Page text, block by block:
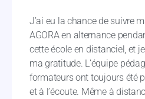
J’ai eu la chance de suivre
AGORA en alternance
cette école en distanciel, et
ma gratitude. L’équipe
formateurs ont toujours été
et à l’écoute. Même à